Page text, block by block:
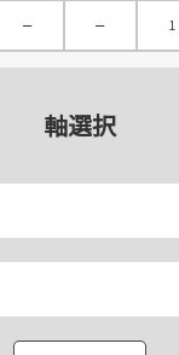
－ － 1
軸選択